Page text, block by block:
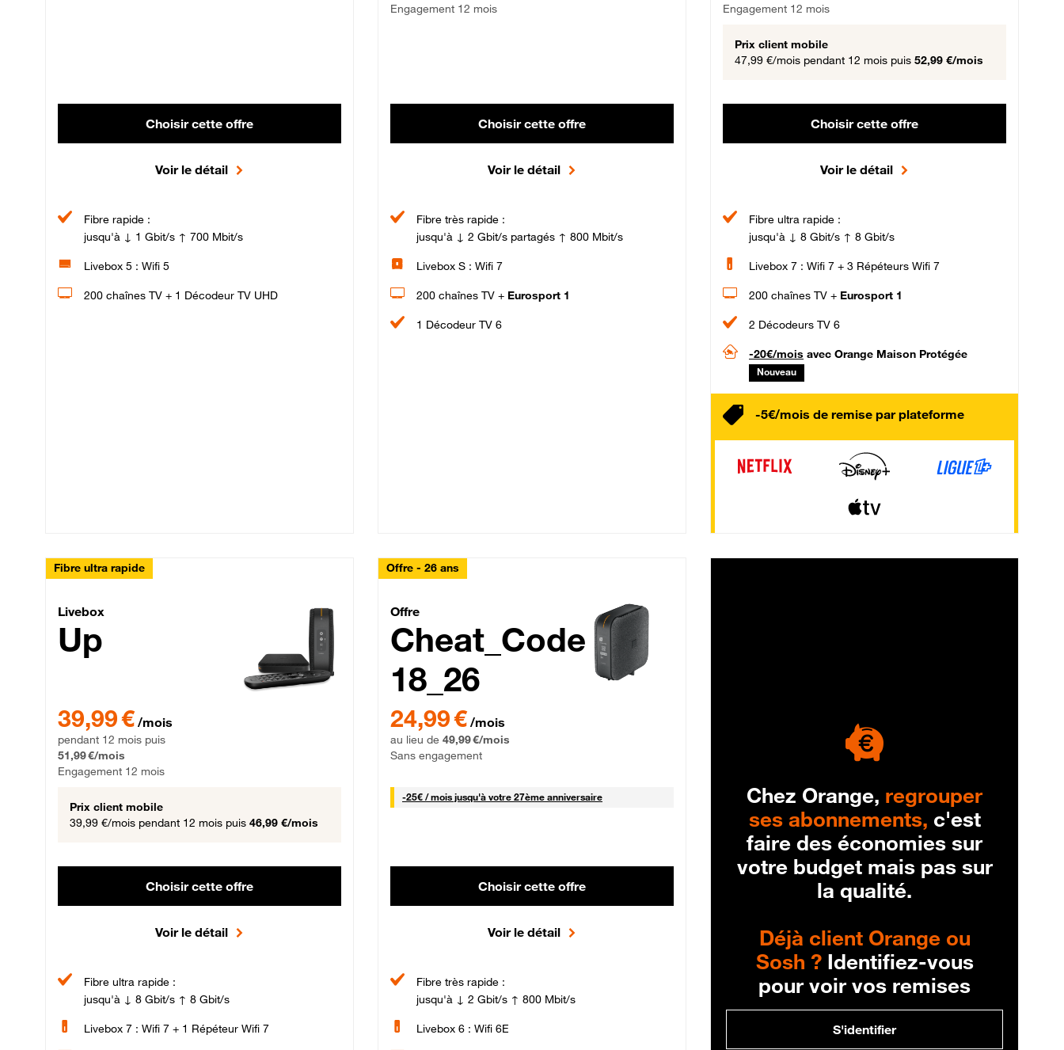
Choisir cette offre
Voir le détail
Fibre rapide :
jusqu'à ↓ 1 Gbit/s ↑ 700 Mbit/s
Livebox 5 : Wifi 5
200 chaînes TV + 1 Décodeur TV UHD
Engagement 12 mois
Choisir cette offre
Voir le détail
Fibre très rapide :
jusqu'à ↓ 2 Gbit/s partagés ↑ 800 Mbit/s
Livebox S : Wifi 7
200 chaînes TV + Eurosport 1
1 Décodeur TV 6
Engagement 12 mois
Prix client mobile
47,99 €/mois pendant 12 mois puis 52,99 €/mois
Choisir cette offre
Voir le détail
Fibre ultra rapide :
jusqu'à ↓ 8 Gbit/s ↑ 8 Gbit/s
Livebox 7 : Wifi 7 + 3 Répéteurs Wifi 7
200 chaînes TV + Eurosport 1
2 Décodeurs TV 6
-20€/mois avec Orange Maison Protégée
Nouveau
-5€/mois de remise par plateforme
Fibre ultra rapide
Livebox Up Fibre
Livebox
Up
39,99 € /mois
pendant 12 mois puis
51,99 €/mois
Engagement 12 mois
Prix client mobile
39,99 €/mois pendant 12 mois puis 46,99 €/mois
Choisir cette offre
Voir le détail
Fibre ultra rapide :
jusqu'à ↓ 8 Gbit/s ↑ 8 Gbit/s
Livebox 7 : Wifi 7 + 1 Répéteur Wifi 7
Offre - 26 ans
Cheat_Code Fibre_18_26
Offre
Cheat_Code
18_26
24,99 € /mois
au lieu de 49,99 €/mois
Sans engagement
-25€ / mois25 € par mois
jusqu'à votre 27ème anniversaire
Choisir cette offre
Voir le détail
Fibre très rapide :
jusqu'à ↓ 2 Gbit/s ↑ 800 Mbit/s
Livebox 6 : Wifi 6E
Chez Orange, regrouper
ses abonnements, c'est
faire des économies sur
votre budget mais pas sur
la qualité.
Déjà client Orange ou
Sosh ?Identifiez-vous
pour voir vos remises
S'identifier